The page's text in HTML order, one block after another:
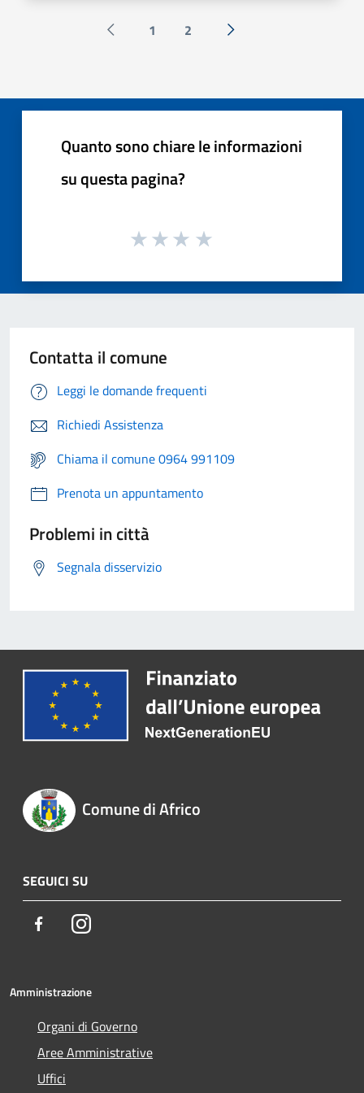
Pagina precedente
1 2 Successiva »
Quanto sono chiare le informazioni
su questa pagina?
Contatta il comune
Leggi le domande frequenti
Richiedi Assistenza
Chiama il comune 0964 991109
Prenota un appuntamento
Problemi in città
Segnala disservizio
Comune di Africo
SEGUICI SU
FacebookInstagram
Amministrazione
Organi di Governo
Aree Amministrative
Uffici